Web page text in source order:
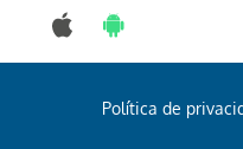
Política de